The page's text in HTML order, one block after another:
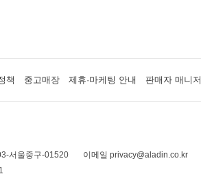
책 중고매장 제휴·마케팅 안내 판매자 매니저
서울중구-01520
이메일 privacy@aladin.co.kr